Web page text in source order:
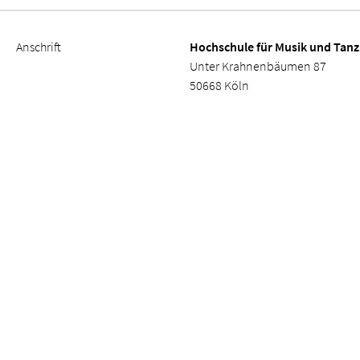
Anschrift
Hochschule für Musik und
Unter Krahnenbäumen 87
50668 Köln